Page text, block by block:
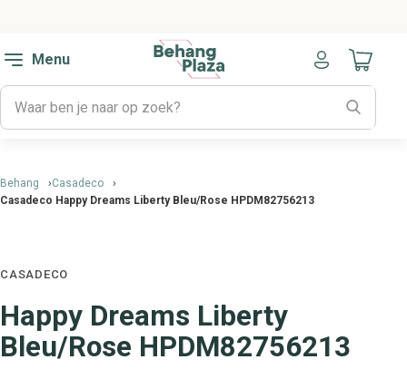
Menu
Naar
Behang
Casadeco
Casadeco Happy Dreams Liberty Bleu/Rose HPDM82756213
CASADECO
Happy Dreams Liberty
Bleu/Rose HPDM82756213